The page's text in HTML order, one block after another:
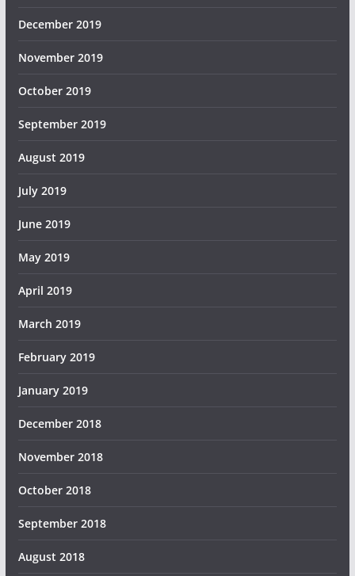
December 2019
November 2019
October 2019
September 2019
August 2019
July 2019
June 2019
May 2019
April 2019
March 2019
February 2019
January 2019
December 2018
November 2018
October 2018
September 2018
August 2018